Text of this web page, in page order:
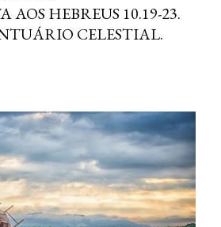
AOS HEBREUS 10.19-23.
CELESTIAL.